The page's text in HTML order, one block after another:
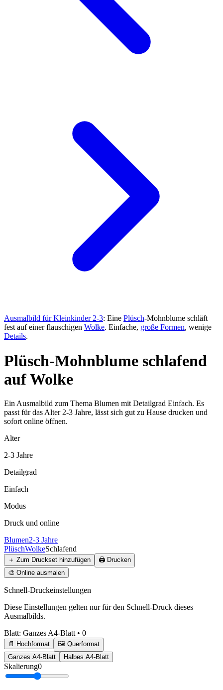
Ausmalbild für Kleinkinder 2-3: Eine Plüsch-Mohnblume schläft
fest auf einer flauschigen Wolke. Einfache, große Formen, wenige
Details.
Plüsch-Mohnblume schlafend
auf Wolke
Ein Ausmalbild zum Thema Blumen mit Detailgrad Einfach. Es
passt für das Alter 2-3 Jahre, lässt sich gut zu Hause drucken und
sofort online öffnen.
Alter
2-3 Jahre
Detailgrad
Einfach
Modus
Druck und online
Blumen2-3 Jahre
PlüschWolkeSchlafend
＋ Zum Druckset hinzufügen 🖨️ Drucken
🎨 Online ausmalen
Schnell-Druckeinstellungen
Diese Einstellungen gelten nur für den Schnell-Druck dieses
Ausmalbilds.
Blatt: Ganzes A4-Blatt • 0
📄 Hochformat
🖼️ Querformat
Ganzes A4-Blatt
Halbes A4-Blatt
Skalierung0